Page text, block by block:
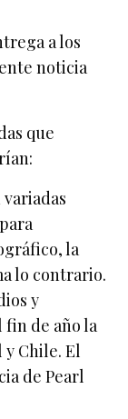
a los
noticia
que
la
lo contrario.
y
fin de año la
y Chile. El
de Pearl